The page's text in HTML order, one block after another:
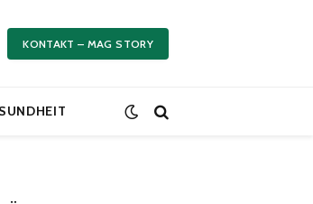
KONTAKT – MAG STORY